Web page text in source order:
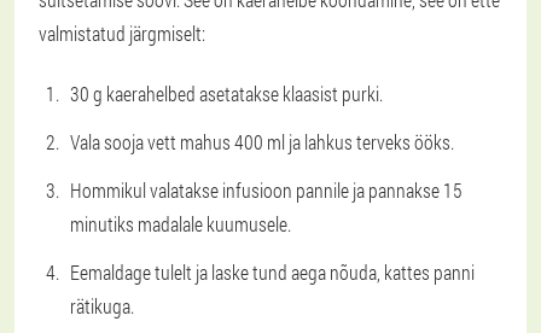
valmistatud järgmiselt:
30 g kaerahelbed asetatakse klaasist purki.
Vala sooja vett mahus 400 ml ja lahkus terveks ööks.
Hommikul valatakse infusioon pannile ja pannakse 15
minutiks madalale kuumusele.
Eemaldage tulelt ja laske tund aega nõuda, kattes panni
rätikuga.